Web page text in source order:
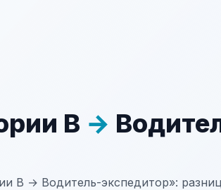
В →
В → Водитель-экспедитор»: